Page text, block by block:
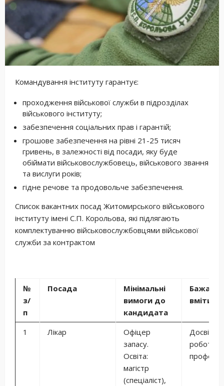
Командування інституту гарантує:
проходження військової служби в підрозділах
військового інституту;
забезпечення соціальних прав і гарантій;
грошове забезпечення на рівні 21-25 тисяч
гривень, в залежності від посади, яку буде
обіймати військовослужбовець, військового звання
та вислуги років;
гідне речове та продовольче забезпечення.
Список вакантних посад Житомирського військового
інституту імені С.П. Корольова, які підлягають
комплектуванню військовослужбовцями військової
служби за контрактом
№
з/
п
Посада Мінімальні
вимоги до
кандидата
Бажано
вміти
1 Лікар
Офіцер
запасу.
Освіта:
магістр
(спеціаліст),
Досвід
роботи